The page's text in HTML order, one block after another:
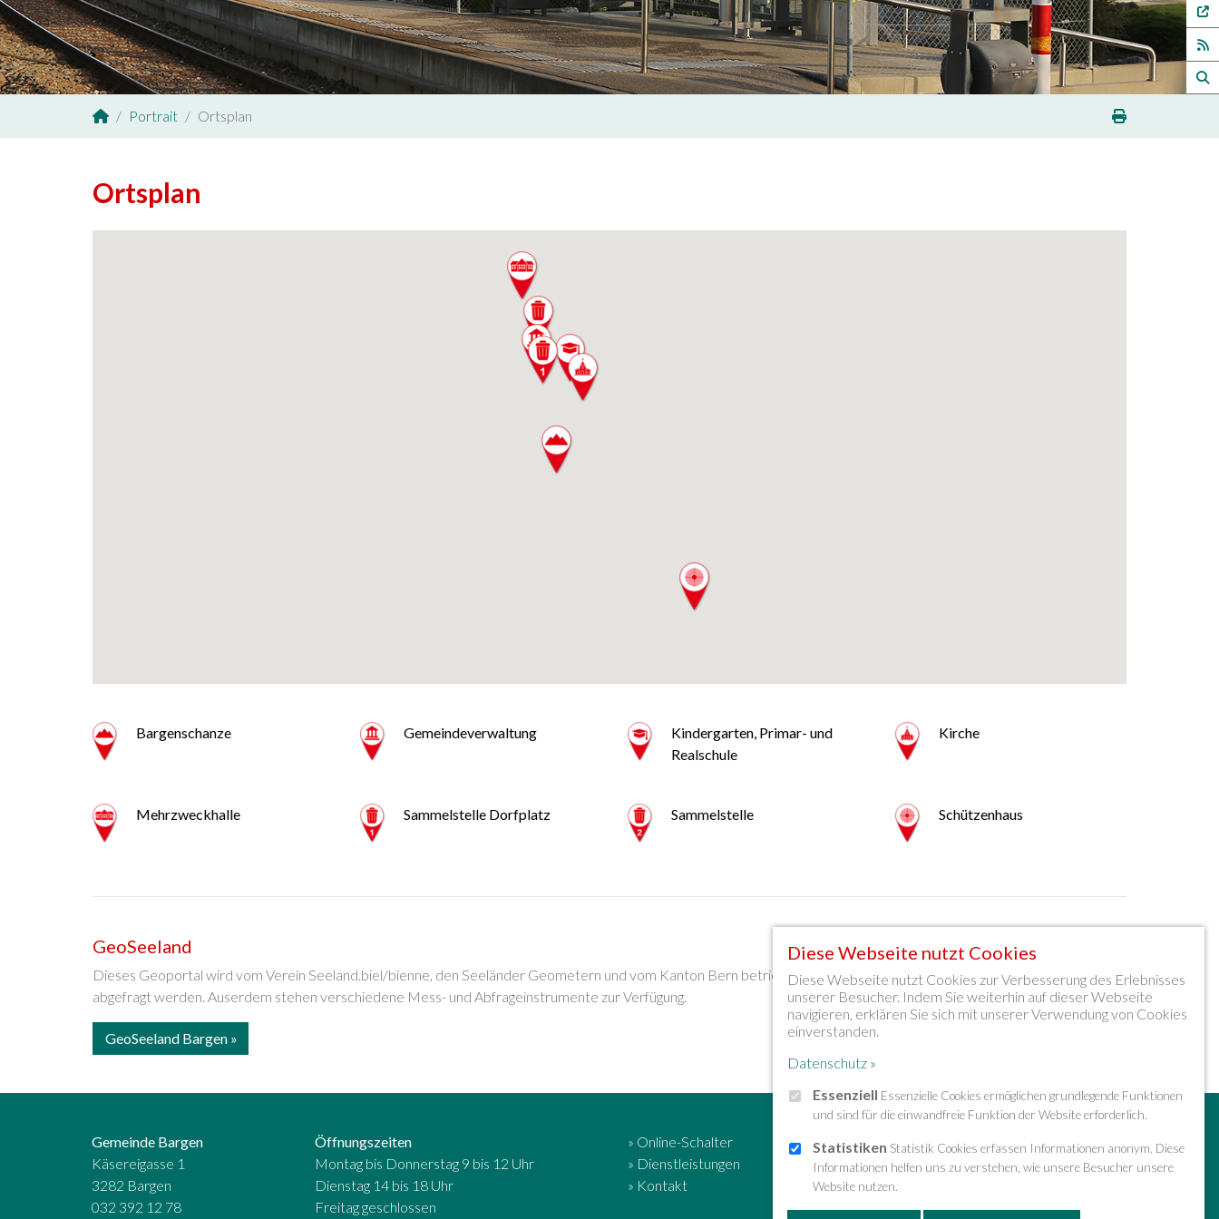
Diese Webseite nutzt Cookies
Diese Webseite nutzt Cookies zur Verbesserung des Erlebnisses
unserer Besucher. Indem Sie weiterhin auf dieser Webseite
navigieren, erklären Sie sich mit unserer Verwendung von Cookies
einverstanden.
Datenschutz »
Essenziell Essenzielle Cookies ermöglichen grundlegende Funktionen
und sind für die einwandfreie Funktion der Website erforderlich.
Statistiken Statistik Cookies erfassen Informationen anonym. Diese
Informationen helfen uns zu verstehen, wie unsere Besucher unsere
Website nutzen.
Sie sind hier:
Portrait Ortsplan
Ortsplan
Bargenschanze Gemeindeverwaltung
Kindergarten, Primar- und
Realschule
Kirche
Mehrzweckhalle Sammelstelle Dorfplatz Sammelstelle Schützenhaus
GeoSeeland
Dieses Geoportal wird vom Verein Seeland.biel/bienne, den Seeländer Geometern und vom Kanton Bern betrieben. Über den Geokatalog können wichtige Geodaten
abgefragt werden. Auserdem stehen verschiedene Mess- und Abfrageinstrumente zur Verfügung.
GeoSeeland Bargen
Gemeinde Bargen
Käsereigasse 1
3282 Bargen
032 392 12 78
Öffnungszeiten
Montag bis Donnerstag 9 bis 12 Uhr
Dienstag 14 bis 18 Uhr
Freitag geschlossen
» Online-Schalter
» Dienstleistungen
» Kontakt
» Sitemap » Impressum & Datenschutz